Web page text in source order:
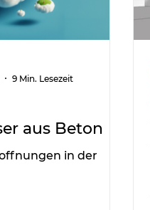
aus Beton
in der
9 Min. Lesezeit